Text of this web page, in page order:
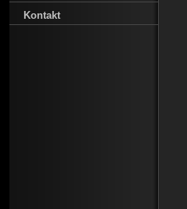
Kontakt